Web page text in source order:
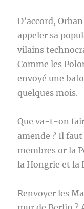
D’accord,
appeler sa
vilains
Comme les
envoyé une
quelques mois.
Que va-t-on
amende ? Il
membres or la
la Hongrie et la
Renvoyer les